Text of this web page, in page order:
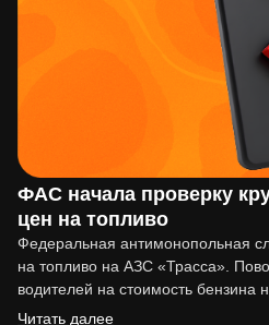
ФАС начала проверку
цен на топливо
Федеральная антимонопольная
на топливо на АЗС «Трасса».
водителей на стоимость бензина
сети. По сообщениям…
Читать далее